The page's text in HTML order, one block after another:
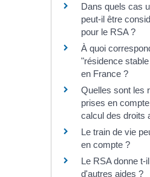
Dans quels cas
peut-il être
pour le RSA ?
À quoi
"résidence
en France ?
Quelles sont les
prises en
calcul des droits
Le train de vie
en compte ?
Le RSA donne t-
d'autres aides ?